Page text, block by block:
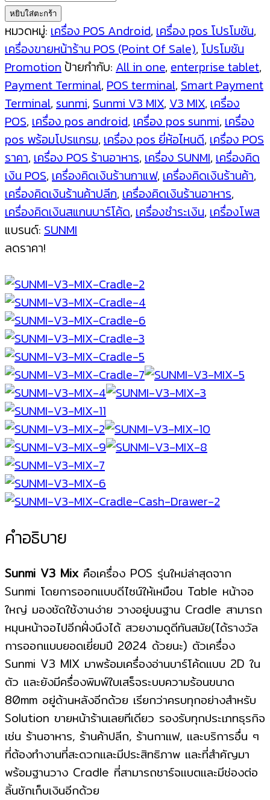
SUNMI
V3
MIX
Android
13
Smart
Mobile
Terminal
all-
in-
one
enterprise
tablet
เครื่อง
ระบบ
แอน
ดร
อย์
หน้า
จอ
ขนาด
10.1
นิ้ว
มี
เครื่องพิมพ์
มี
แบตเตอรี่
ตัว
พร้อม
Cradle
ชิ้น
หยิบใส่ตะกร้า
หมวดหมู่: เครื่อง POS Android, เครื่อง pos โปรโมชัน,
เครื่องขายหน้าร้าน POS (Point Of Sale), โปรโมชัน
Promotion ป้ายกำกับ: All in one, enterprise tablet,
Payment Terminal, POS terminal, Smart Payment
Terminal, sunmi, Sunmi V3 MIX, V3 MIX, เครื่อง
POS, เครื่อง pos android, เครื่อง pos sunmi, เครื่อง
pos พร้อมโปรแกรม, เครื่อง pos ยี่ห้อไหนดี, เครื่อง POS
ราคา, เครื่อง POS ร้านอาหาร, เครื่อง SUNMI, เครื่องคิด
เงิน POS, เครื่องคิดเงินร้านกาแฟ, เครื่องคิดเงินร้านค้า,
เครื่องคิดเงินร้านค้าปลีก, เครื่องคิดเงินร้านอาหาร,
เครื่องคิดเงินสแกนบาร์โค้ด, เครื่องชำระเงิน, เครื่องโพส
แบรนด์: SUNMI
ลดราคา!
คำอธิบาย
Sunmi V3 Mix คือเครื่อง POS รุ่นใหม่ล่าสุดจาก
Sunmi โดยการออกแบบดีไซน์ให้เหมือน Table หน้าจอ
ใหญ่ มองชัดใช้งานง่าย วางอยู่บนฐาน Cradle สามารถ
หมุนหน้าจอไปอีกฝั่งนึงได้ สวยงามดูดีทันสมัย(ได้รางวัล
การออกแบบยอดเยี่ยมปี 2024 ด้วยนะ) ตัวเครื่อง
Sunmi V3 MIX มาพร้อมเครื่องอ่านบาร์โค้ดแบบ 2D ใน
ตัว และยังมีครื่องพิมพ์ใบเสร็จระบบความร้อนขนาด
80mm อยู่ด้านหลังอีกด้วย เรียกว่าครบทุกอย่างสำหรับ
Solution ขายหน้าร้านเลยทีเดียว รองรับทุกประเภทธุรกิจ
เช่น ร้านอาหาร, ร้านค้าปลีก, ร้านกาแฟ, และบริการอื่น ๆ
ที่ต้องทำงานที่สะดวกและมีประสิทธิภาพ และที่สำคัญมา
พร้อมฐานวาง Cradle ที่สามารถชาร์จแบตและมีช่องต่อ
ลิ้นชักเก็บเงินอีกด้วย